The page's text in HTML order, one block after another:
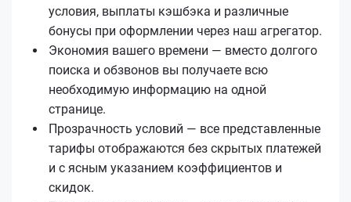
условия, выплаты кэшбэка и различные
бонусы при оформлении через наш агрегатор.
Экономия вашего времени — вместо долгого
поиска и обзвонов вы получаете всю
необходимую информацию на одной
странице.
Прозрачность условий — все представленные
тарифы отображаются без скрытых платежей
и с ясным указанием коэффициентов и
скидок.